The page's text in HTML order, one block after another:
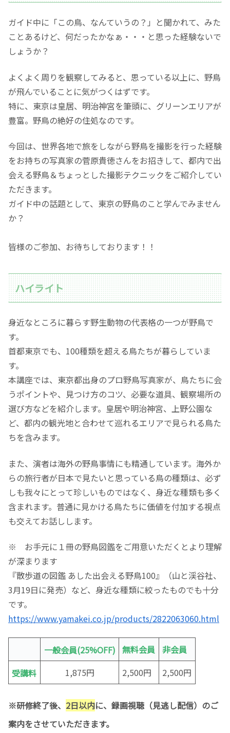
ガイド中に「この鳥、なんていうの？」と聞かれて、みた
ことあるけど、何だったかなぁ・・・と思った経験ないで
しょうか？
よくよく周りを観察してみると、思っている以上に、野鳥
が飛んでいることに気がつくはずです。
特に、東京は皇居、明治神宮を筆頭に、グリーンエリアが
豊富。野鳥の絶好の住処なのです。
今回は、世界各地で旅をしながら野鳥を撮影を行った経験
をお持ちの写真家の菅原貴徳さんをお招きして、都内で出
会える野鳥＆ちょっとした撮影テクニックをご紹介してい
ただきます。
ガイド中の話題として、東京の野鳥のこと学んでみません
か？
皆様のご参加、お待ちしております！！
ハイライト
身近なところに暮らす野生動物の代表格の一つが野鳥で
す。
首都東京でも、100種類を超える鳥たちが暮らしていま
す。
本講座では、東京都出身のプロ野鳥写真家が、鳥たちに会
うポイントや、見つけ方のコツ、必要な道具、観察場所の
選び方などを紹介します。皇居や明治神宮、上野公園な
ど、都内の観光地と合わせて巡れるエリアで見られる鳥た
ちを含みます。
また、演者は海外の野鳥事情にも精通しています。海外か
らの旅行者が日本で見たいと思っている鳥の種類は、必ず
しも我々にとって珍しいものではなく、身近な種類も多く
含まれます。普通に見かける鳥たちに価値を付加する視点
も交えてお話しします。
※ お手元に１冊の野鳥図鑑をご用意いただくとより理解
が深まります
『散歩道の図鑑 あした出会える野鳥100』（山と渓谷社、
3月19日に発売）など、身近な種類に絞ったものでも十分
です。
https://www.yamakei.co.jp/products/2822063060.html
一般会員(25%OFF) 無料会員
非会員
受講料
1,875円 2,500円 2,500円
※研修終了後、 2日以内に、録画視聴（見逃し配信） のご
案内をさせていただきます。